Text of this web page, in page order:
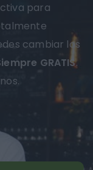
para
cambiar los
GRATIS.